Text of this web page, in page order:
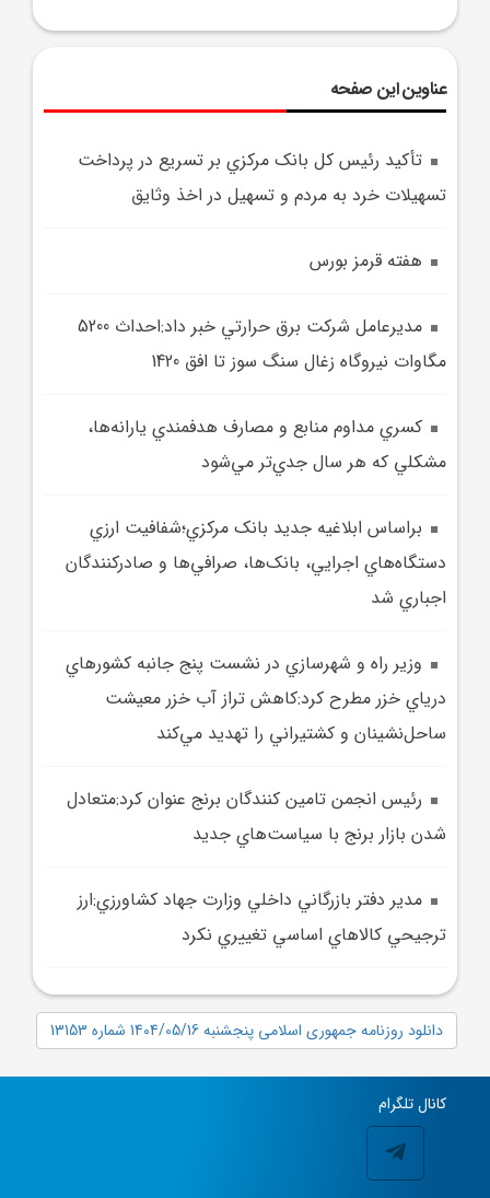
عناوین این صفحه
تأکيد رئيس کل بانک مرکزي بر تسريع در پرداخت
تسهيلات خرد به مردم و تسهيل در اخذ وثايق
هفته قرمز بورس
مديرعامل شرکت برق حرارتي خبر داد:احداث 5200
مگاوات نيروگاه زغال سنگ سوز تا افق 1420
کسري مداوم منابع و مصارف هدفمندي يارانه‌ها،
مشکلي که هر سال جدي‌تر مي‌شود
براساس ابلاغيه جديد بانک مرکزي؛شفافيت ارزي
دستگاه‌هاي اجرايي، بانک‌ها، صرافي‌ها و صادرکنندگان
اجباري شد
وزير راه و شهرسازي در نشست پنج جانبه کشورهاي
درياي خزر مطرح کرد:کاهش تراز آب خزر معيشت
ساحل‌نشينان و کشتيراني را تهديد مي‌کند
رئيس انجمن تامين کنندگان برنج عنوان کرد:متعادل
شدن بازار برنج با سياست‌هاي جديد
مدير دفتر بازرگاني داخلي وزارت جهاد کشاورزي:ارز
ترجيحي کالا‌هاي اساسي تغييري نکرد
دانلود روزنامه جمهوری اسلامی پنجشنبه 1404/05/16 شماره 13153
کانال تلگرام